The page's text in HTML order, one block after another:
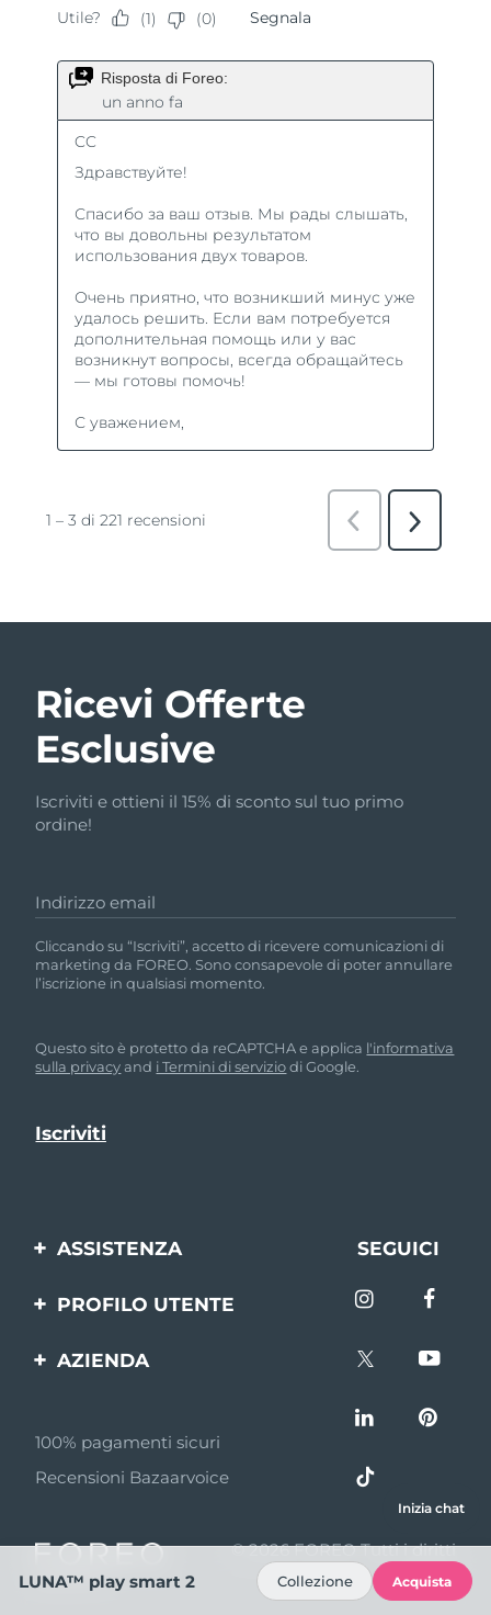
Ricevi Offerte
Esclusive
Iscriviti e ottieni il 15% di sconto sul tuo primo
ordine!
Indirizzo email
Cliccando su “Iscriviti”, accetto di ricevere comunicazioni di
marketing da FOREO. Sono consapevole di poter annullare
l’iscrizione in qualsiasi momento.
Questo sito è protetto da reCAPTCHA e applica l'informativa
sulla privacyand i Termini di serviziodi Google.
ASSISTENZA
Contattaci
batteria
SEGUICI
PROFILO UTENTE
prodotto
AZIENDA
Affiliazione
Notizie di affiliazione
Rivenditori
100% pagamenti sicuri
Recensioni Bazaarvoice
© 2026 FOREO Tutti i diritti
riservati
Inizia chat
LUNA™ play smart 2 Collezione Acquista